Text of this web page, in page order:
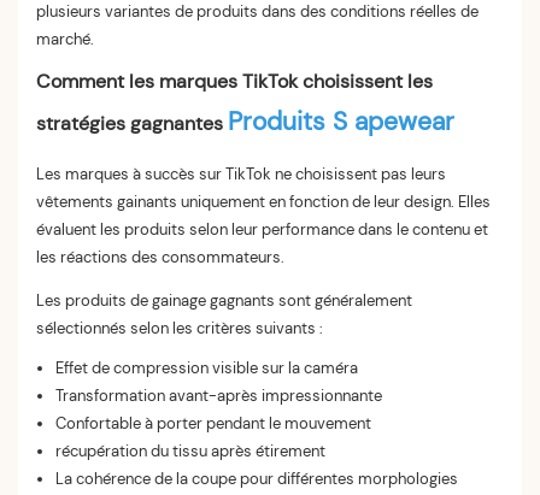
plusieurs variantes de produits dans des conditions réelles de
marché.
Comment les marques TikTok choisissent les
stratégies gagnantes Produits S apewear
Les marques à succès sur TikTok ne choisissent pas leurs
vêtements gainants uniquement en fonction de leur design. Elles
évaluent les produits selon leur performance dans le contenu et
les réactions des consommateurs.
Les produits de gainage gagnants sont généralement
sélectionnés selon les critères suivants :
Effet de compression visible sur la caméra
Transformation avant-après impressionnante
Confortable à porter pendant le mouvement
récupération du tissu après étirement
La cohérence de la coupe pour différentes morphologies